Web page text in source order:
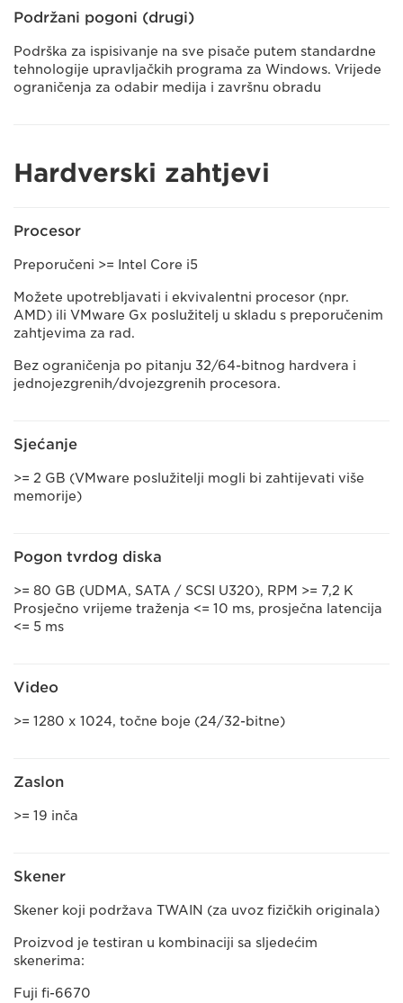
Podržani pogoni (drugi)
Podrška za ispisivanje na sve pisače putem standardne
tehnologije upravljačkih programa za Windows. Vrijede
ograničenja za odabir medija i završnu obradu
Hardverski zahtjevi
Procesor
Preporučeni >= Intel Core i5
Možete upotrebljavati i ekvivalentni procesor (npr.
AMD) ili VMware Gx poslužitelj u skladu s preporučenim
zahtjevima za rad.
Bez ograničenja po pitanju 32/64-bitnog hardvera i
jednojezgrenih/dvojezgrenih procesora.
Sjećanje
>= 2 GB (VMware poslužitelji mogli bi zahtijevati više
memorije)
Pogon tvrdog diska
>= 80 GB (UDMA, SATA / SCSI U320), RPM >= 7,2 K
Prosječno vrijeme traženja <= 10 ms, prosječna latencija
<= 5 ms
Video
>= 1280 x 1024, točne boje (24/32-bitne)
Zaslon
>= 19 inča
Skener
Skener koji podržava TWAIN (za uvoz fizičkih originala)
Proizvod je testiran u kombinaciji sa sljedećim
skenerima:
Fuji fi-6670